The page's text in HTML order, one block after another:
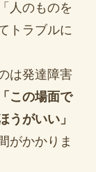
人のものを
トラブルに
は発達障害
「この場面で
うがいい」
がかかりま